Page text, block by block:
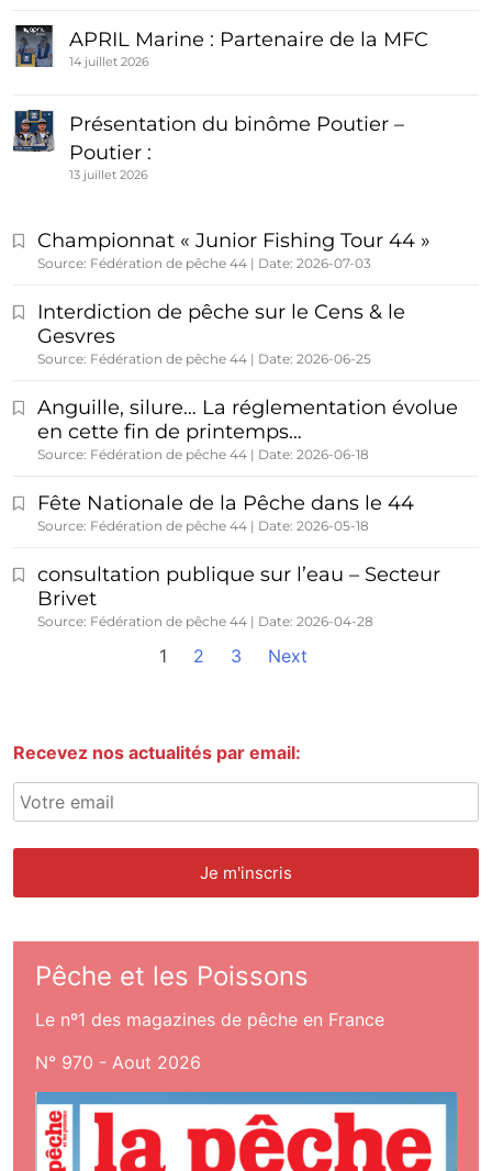
APRIL Marine : Partenaire de la MFC
14 juillet 2026
Présentation du binôme Poutier –
Poutier :
13 juillet 2026
Championnat « Junior Fishing Tour 44 »
Source: Fédération de pêche 44 Date: 2026-07-03
Interdiction de pêche sur le Cens & le
Gesvres
Source: Fédération de pêche 44 Date: 2026-06-25
Anguille, silure… La réglementation évolue
en cette fin de printemps…
Source: Fédération de pêche 44 Date: 2026-06-18
Fête Nationale de la Pêche dans le 44
Source: Fédération de pêche 44 Date: 2026-05-18
consultation publique sur l’eau – Secteur
Brivet
Source: Fédération de pêche 44 Date: 2026-04-28
1 2 3 Next
Recevez nos actualités par email:
Pêche et les Poissons
Le nº1 des magazines de pêche en France
N° 970 - Aout 2026